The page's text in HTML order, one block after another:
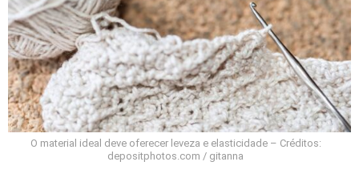
O material ideal deve oferecer leveza e elasticidade – Créditos:
depositphotos.com / gitanna